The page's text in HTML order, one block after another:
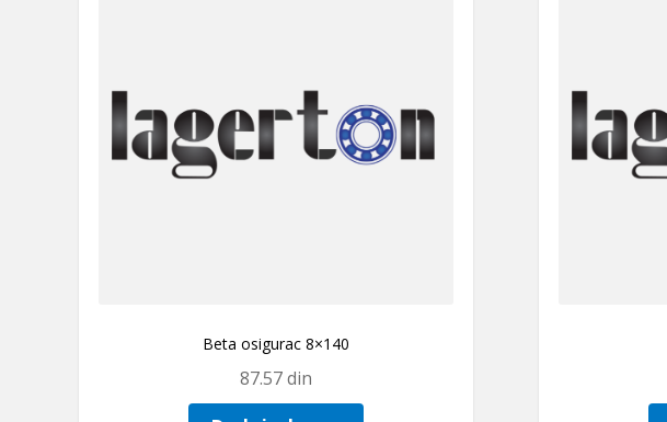
Beta osigurac 8×140
87.57din